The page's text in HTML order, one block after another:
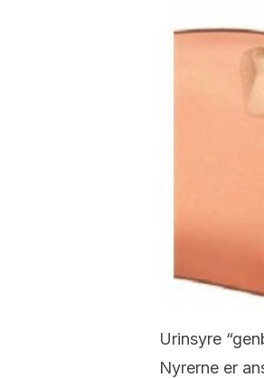
Urinsyre
Nyrerne er